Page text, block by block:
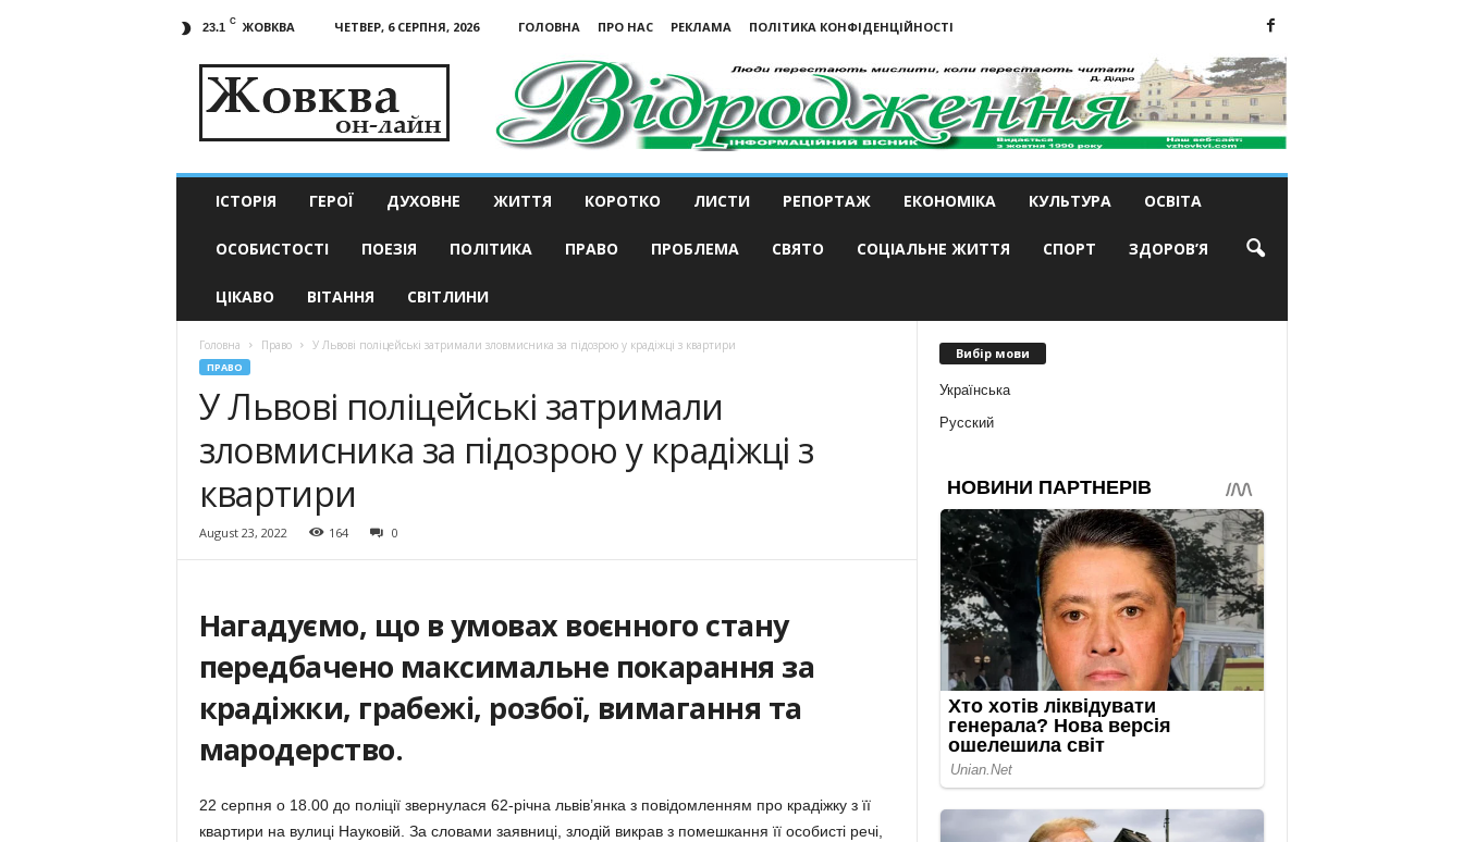
23.1 C ЖОВКВА ЧЕТВЕР, 6 СЕРПНЯ, 2026 ГОЛОВНА ПРО НАС РЕКЛАМА
ПОЛІТИКА КОНФІДЕНЦІЙНОСТІ
актуальні
ІСТОРІЯ ГЕРОЇ ДУХОВНЕ ЖИТТЯ КОРОТКО ЛИСТИ РЕПОРТАЖ ЕКОНОМІКА КУЛЬТУРА ОСВІТА
ОСОБИСТОСТІ ПОЕЗІЯ ПОЛІТИКА ПРАВО ПРОБЛЕМА СВЯТО СОЦІАЛЬНЕ ЖИТТЯ СПОРТ ЗДОРОВ’Я
ЦІКАВО ВІТАННЯ СВІТЛИНИ
Головна Право У Львові поліцейські затримали зловмисника за підозрою у крадіжці з квартири
ПРАВО
У Львові поліцейські затримали
зловмисника за підозрою у крадіжці з
квартири
August 23, 2022 164 0
Нагадуємо, що в умовах воєнного стану
передбачено максимальне покарання за
крадіжки, грабежі, розбої, вимагання та
мародерство.
22 серпня о 18.00 до поліції звернулася 62-річна львів’янка з повідомленням про крадіжку з її
квартири на вулиці Науковій. За словами заявниці, злодій викрав з помешкання її особисті речі,
Вибір мови
Українська
Русский